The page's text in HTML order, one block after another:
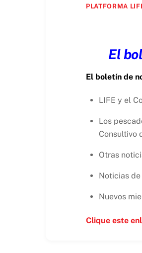
PLATFORMA
El
El boletín de
LIFE y el
Los
Consultivo
Otras
Noticias
Nuevos
Clique este